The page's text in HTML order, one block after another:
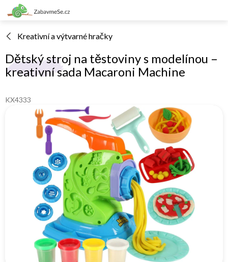
Přejít
na
Kreativní a výtvarné hračky
Dětský stroj na těstoviny s modelínou –
kreativní sada Macaroni Machine
KX4333